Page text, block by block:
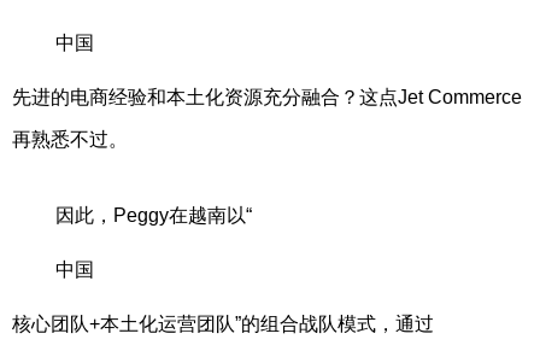
中国
先进的电商经验和本土化资源充分融合？这点Jet Commerce
再熟悉不过。
因此，Peggy在越南以“
中国
核心团队+本土化运营团队”的组合战队模式，通过